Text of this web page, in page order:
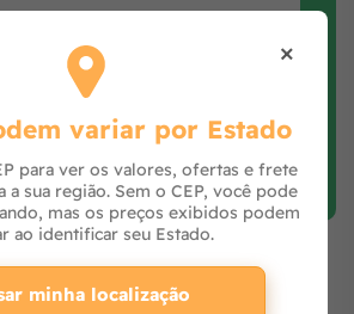
comprou o produto
avaliações,seja o primeiro a
ao lado.
×
variar por Estado
para ver os valores, ofertas e frete
a sua região. Sem o CEP, você pode
mas os preços exibidos podem
ao identificar seu Estado.
minha localização